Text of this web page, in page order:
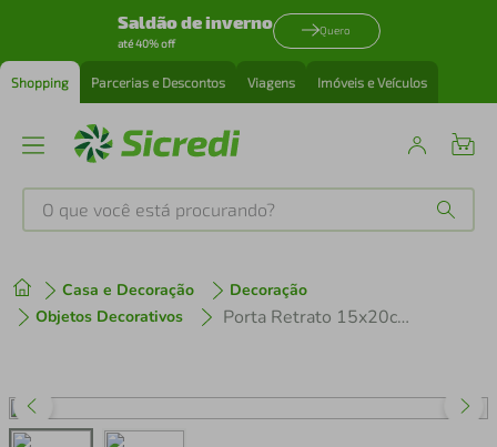
Saldão de inverno
até 40% off
Quero
Shopping Parcerias e Descontos Viagens Imóveis e Veículos
O que você está procurando?
Casa e Decoração
Decoração
Objetos Decorativos
Porta Retrato 15x20cm Moldura Marrom - Wincy
1º tenis
3º perfume